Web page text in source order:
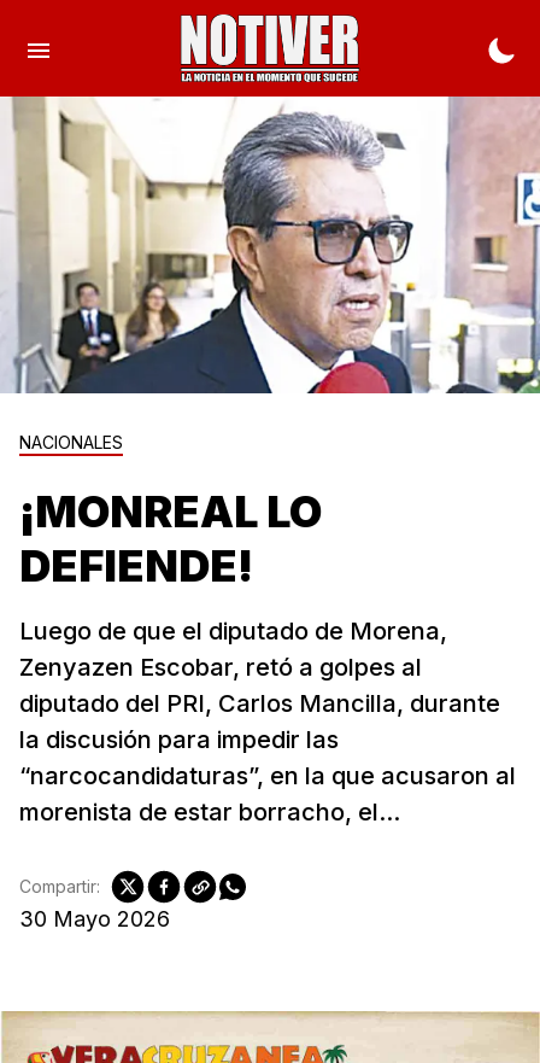
NACIONALES
¡MONREAL LO
DEFIENDE!
Luego de que el diputado de Morena,
Zenyazen Escobar, retó a golpes al
diputado del PRI, Carlos Mancilla, durante
la discusión para impedir las
“narcocandidaturas”, en la que acusaron al
morenista de estar borracho, el...
30 Mayo 2026
Compartir: